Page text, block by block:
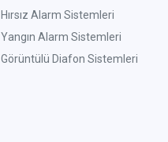
Hırsız Alarm Sistemleri
Yangın Alarm Sistemleri
Görüntülü Diafon Sistemleri